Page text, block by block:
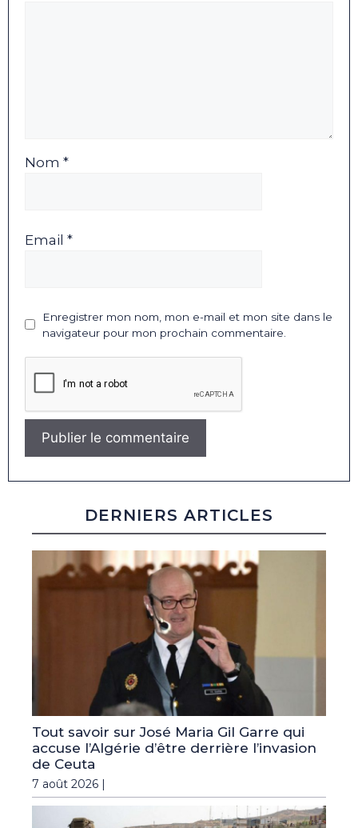
Nom *
Email *
Enregistrer mon nom, mon e-mail et mon site dans le
navigateur pour mon prochain commentaire.
DERNIERS ARTICLES
Tout savoir sur José Maria Gil Garre qui
accuse l’Algérie d’être derrière l’invasion
de Ceuta
7 août 2026 |